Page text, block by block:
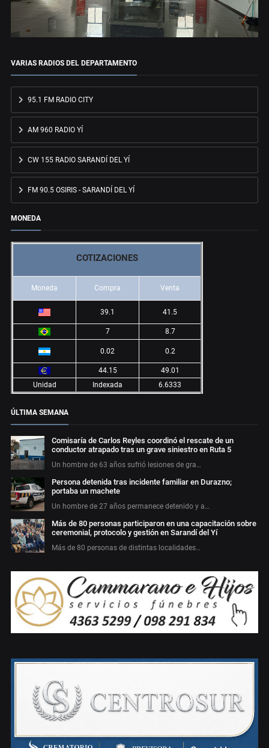
VARIAS RADIOS DEL DEPARTAMENTO
95.1 FM RADIO CITY
AM 960 RADIO YÍ
CW 155 RADIO SARANDÍ DEL YÍ
FM 90.5 OSIRIS - SARANDÍ DEL YÍ
MONEDA
COTIZACIONES
Moneda Compra Venta
39.1 41.5
7 8.7
0.02 0.2
44.15
49.01
Unidad
Indexada 6.6333
ÚLTIMA SEMANA
Comisaría de Carlos Reyles coordinó el rescate de un
conductor atrapado tras un grave siniestro en Ruta 5
Un hombre de 63 años sufrió lesiones de gra…
Persona detenida tras incidente familiar en Durazno;
portaba un machete
Un hombre de 27 años permanece detenido y a…
Más de 80 personas participaron en una capacitación sobre
ceremonial, protocolo y gestión en Sarandí del Yí
Más de 80 personas de distintas localidades…